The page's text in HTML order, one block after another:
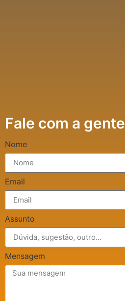
Fale com a gente
Nome
Email
Assunto
Mensagem